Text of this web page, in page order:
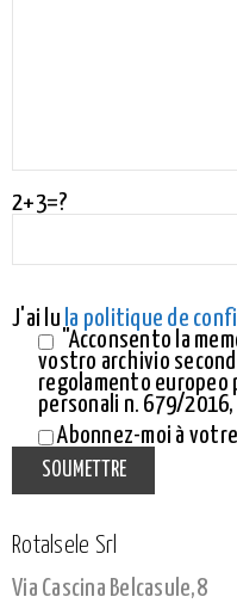
2+3=?
J'ai lu la politique de
"Acconsento la
vostro archivio
regolamento europeo
personali n. 679/2016,
Abonnez-moi à
Rotalsele Srl
Via Cascina Belcasule,8